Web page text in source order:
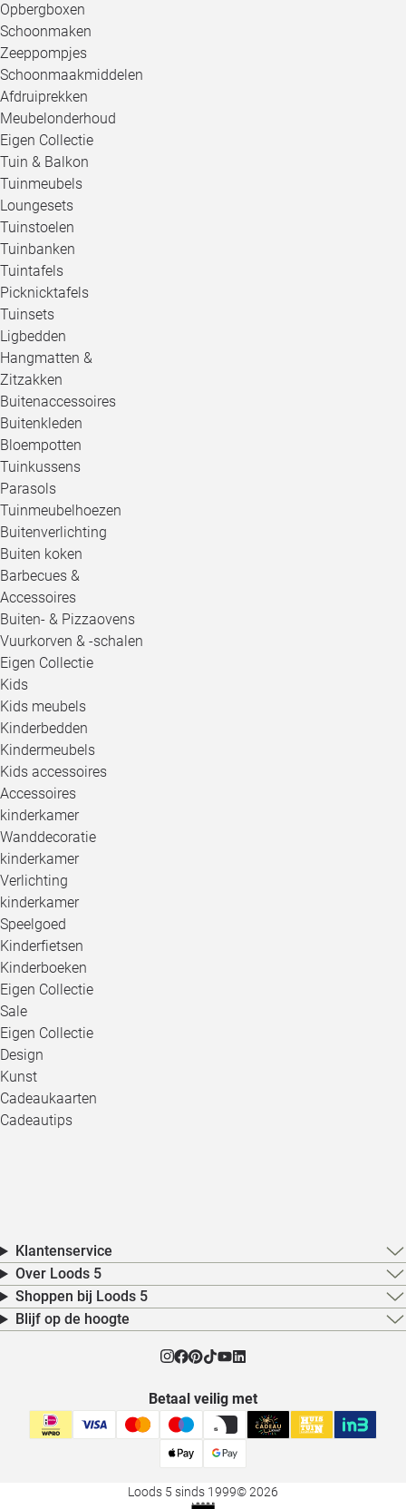
Opbergboxen
Schoonmaken
Zeeppompjes
Schoonmaakmiddelen
Afdruiprekken
Meubelonderhoud
Eigen Collectie
Tuin & Balkon
Tuinmeubels
Loungesets
Tuinstoelen
Tuinbanken
Tuintafels
Picknicktafels
Tuinsets
Ligbedden
Hangmatten &
Zitzakken
Buitenaccessoires
Buitenkleden
Bloempotten
Tuinkussens
Parasols
Tuinmeubelhoezen
Buitenverlichting
Buiten koken
Barbecues &
Accessoires
Buiten- & Pizzaovens
Vuurkorven & -schalen
Eigen Collectie
Kids
Kids meubels
Kinderbedden
Kindermeubels
Kids accessoires
Accessoires
kinderkamer
Wanddecoratie
kinderkamer
Verlichting
kinderkamer
Speelgoed
Kinderfietsen
Kinderboeken
Eigen Collectie
Sale
Eigen Collectie
Design
Kunst
Cadeaukaarten
Cadeautips
Klantenservice
Over Loods 5
Shoppen bij Loods 5
Blijf op de hoogte
Betaal veilig met
Loods 5 sinds 1999© 2026